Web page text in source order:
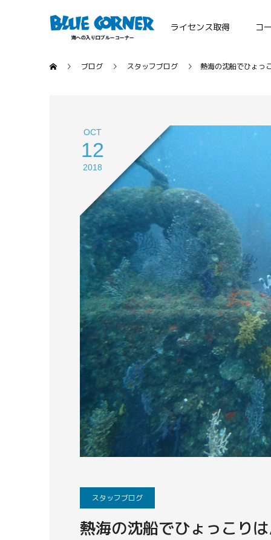
ライセンス取得 コ
ブログ スタッフブログ 熱海の沈船でひょっ
OCT
12
2018
スタッフブログ
熱海の沈船でひょっこり